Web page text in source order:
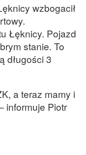
wzbogacił
Łęknicy. Pojazd
stanie. To
długości 3
a teraz mamy i
informuje Piotr